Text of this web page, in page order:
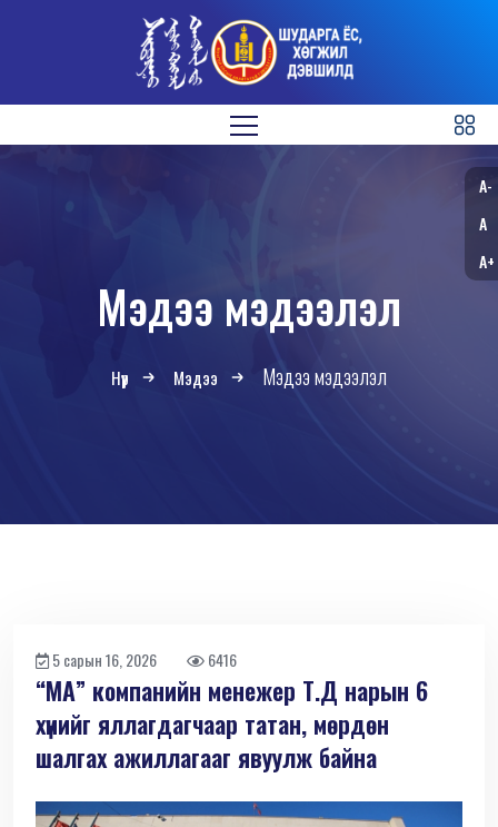
Мэдээ мэдээлэл
Нүүр Мэдээ Мэдээ мэдээлэл
5 сарын 16, 2026 6416
“МА” компанийн менежер Т.Д нарын 6
хүнийг яллагдагчаар татан, мөрдөн
шалгах ажиллагааг явуулж байна
A-
A
A+